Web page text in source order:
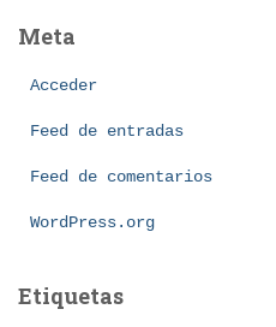
g
Meta
Acceder
Feed de entradas
Feed de comentarios
WordPress.org
Etiquetas